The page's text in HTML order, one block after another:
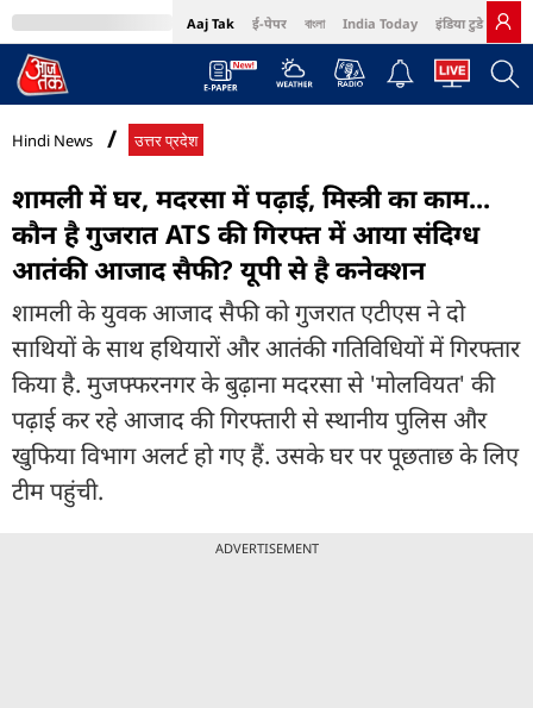
Aaj Tak ई-पेपर বাংলা India Today इंडिया टुडे हिंदी
MumbaiTak Cosmopolitan Harper's Bazaar Northeast
Hindi News उत्तर प्रदेश
शामली में घर, मदरसा में पढ़ाई, मिस्त्री का काम...
कौन है गुजरात ATS की गिरफ्त में आया संदिग्ध
आतंकी आजाद सैफी? यूपी से है कनेक्शन
शामली के युवक आजाद सैफी को गुजरात एटीएस ने दो
साथियों के साथ हथियारों और आतंकी गतिविधियों में गिरफ्तार
किया है. मुजफ्फरनगर के बुढ़ाना मदरसा से 'मोलवियत' की
पढ़ाई कर रहे आजाद की गिरफ्तारी से स्थानीय पुलिस और
खुफिया विभाग अलर्ट हो गए हैं. उसके घर पर पूछताछ के लिए
टीम पहुंची.
ADVERTISEMENT